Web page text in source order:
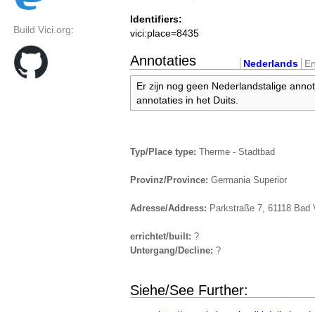
Build Vici.org:
Identifiers:
vici:place=8435
Annotaties Nederlands
Er zijn nog geen Nederlandstalige
annotaties in het Duits.
Typ/Place type: Therme - Stadtbad
Provinz/Province: Germania Superior
Adresse/Address: Parkstraße 7, 61118 Bad
errichtet/built: ?
Untergang/Decline: ?
Siehe/See Further: